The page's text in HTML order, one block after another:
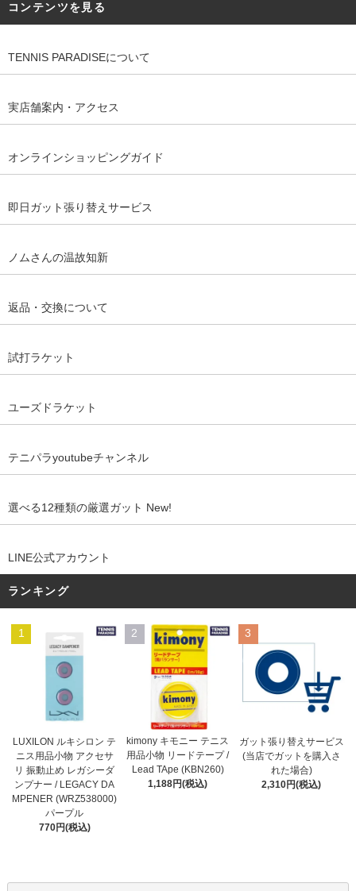
コンテンツを見る
TENNIS PARADISEについて
実店舗案内・アクセス
オンラインショッピングガイド
即日ガット張り替えサービス
ノムさんの温故知新
返品・交換について
試打ラケット
ユーズドラケット
テニパラyoutubeチャンネル
選べる12種類の厳選ガット New!
LINE公式アカウント
ランキング
1
LUXILON ルキシロン テ
ニス用品小物 アクセサ
リ 振動止め レガシーダ
ンプナー / LEGACY DA
MPENER (WRZ538000)
パープル
770円(税込)
2
kimony キモニー テニス
用品小物 リードテープ /
Lead TApe (KBN260)
1,188円(税込)
3
ガット張り替えサービス
(当店でガットを購入さ
れた場合)
2,310円(税込)